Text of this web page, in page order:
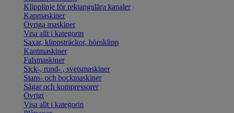
Klipplinje för rektangulära kanaler
Kapmaskiner
Övriga maskiner
Visa allt i kategorin
Saxar, klippsträckor, hörnklipp
Kantmaskiner
Falsmaskiner
Sick-, rund- , svetsmaskiner
Stans- och bockmaskiner
Sågar och kompressorer
Övrigt
Visa allt i kategorin